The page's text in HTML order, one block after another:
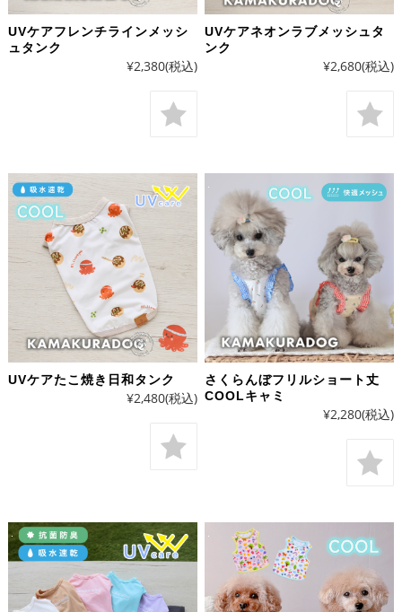
UVケアフレンチラインメッシ
ュタンク
¥2,380(税込)
UVケアネオンラブメッシュタ
ンク
¥2,680(税込)
UVケアたこ焼き日和タンク
¥2,480(税込)
さくらんぼフリルショート丈
COOLキャミ
¥2,280(税込)